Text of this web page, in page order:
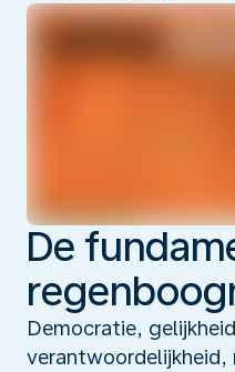
De
Democratie,
verantwoordelijkheid,